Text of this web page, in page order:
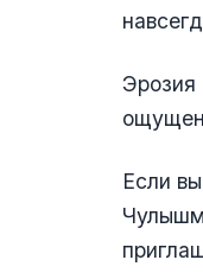
Эрозия
Если